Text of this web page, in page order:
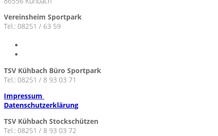
Vereinsheim Sportpark
Tel.: 08251 / 63 59
TSV Kühbach Büro Sportpark
Tel.: 08251 / 8 93 03 71
Impressum
Datenschutzerklärung
TSV Kühbach Stockschützen
Tel.: 08251 / 8 93 03 72